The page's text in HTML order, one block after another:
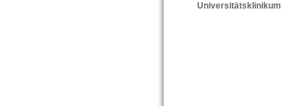
Universitätsklinikum